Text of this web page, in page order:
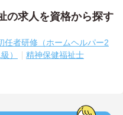
の求人を資格から探す
任者研修（ホームヘルパー2
） 精神保健福祉士